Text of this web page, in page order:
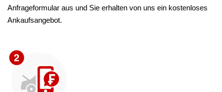
Anfrageformular aus und Sie erhalten von uns ein kostenloses
Ankaufsangebot.